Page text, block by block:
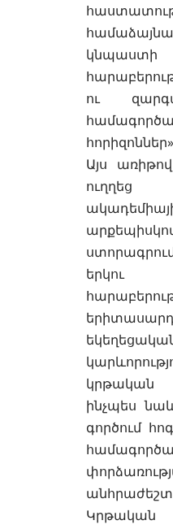
ու
Այս
ուղղեց
երկու
կրթական
ինչպես
գործում
Կրթական